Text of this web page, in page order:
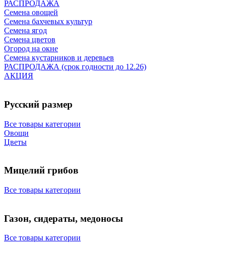
РАСПРОДАЖА
Семена овощей
Семена бахчевых культур
Семена ягод
Семена цветов
Огород на окне
Семена кустарников и деревьев
РАСПРОДАЖА (срок годности до 12.26)
АКЦИЯ
Русский размер
Все товары категории
Овощи
Цветы
Мицелий грибов
Все товары категории
Газон, сидераты, медоносы
Все товары категории